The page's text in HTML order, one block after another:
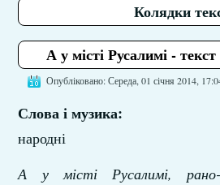
Колядки
А у місті Русалимі -
Опубліковано: Середа, 01 січня 2014,
Слова і музика:
народні
А у місті Русалимі,